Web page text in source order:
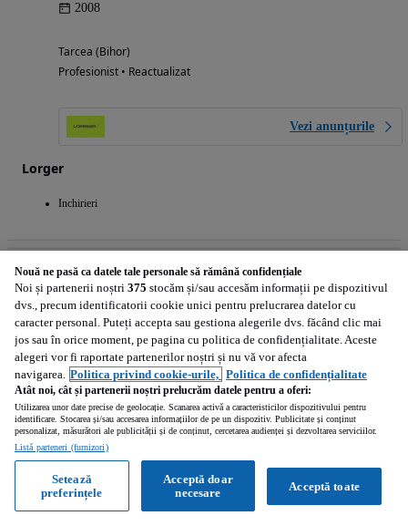
2008
Tarcea (Bihor)
Profesionist • Reactualizat
Vezi anunțurile
Lorger
Inchirieri
1/
Nouă ne pasă ca datele tale personale să rămână confidențiale
Noi și partenerii noștri 375 stocăm și/sau accesăm informații pe dispozitivul
dvs., precum identificatorii cookie unici pentru prelucrarea datelor cu
caracter personal. Puteți accepta sau gestiona alegerile dvs. făcând clic mai
jos sau în orice moment, pe pagina cu politica de confidențialitate. Aceste
alegeri vor fi raportate partenerilor noștri și nu vă vor afecta
navigarea. Politica privind cookie-urile, Politica de confidențialitate
Atât noi, cât și partenerii noștri prelucrăm datele pentru a oferi:
Utilizarea unor date precise de geolocație. Scanarea activă a caracteristicilor dispozitivului pentru
identificare. Stocarea și/sau accesarea informațiilor de pe un dispozitiv. Publicitate și conținut
personalizat, măsurători ale publicității și de conținut, cercetarea audienței și dezvoltarea serviciilor.
Listă parteneri (furnizori)
Acceptă toate
Acceptă doar
necesare
Setează
preferințele